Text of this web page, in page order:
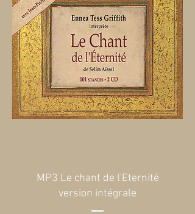
MP3 Le chant de l'Eternité
version intégrale